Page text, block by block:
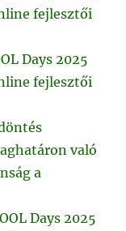
fejlesztői
Days 2025
fejlesztői
való
a
Days 2025